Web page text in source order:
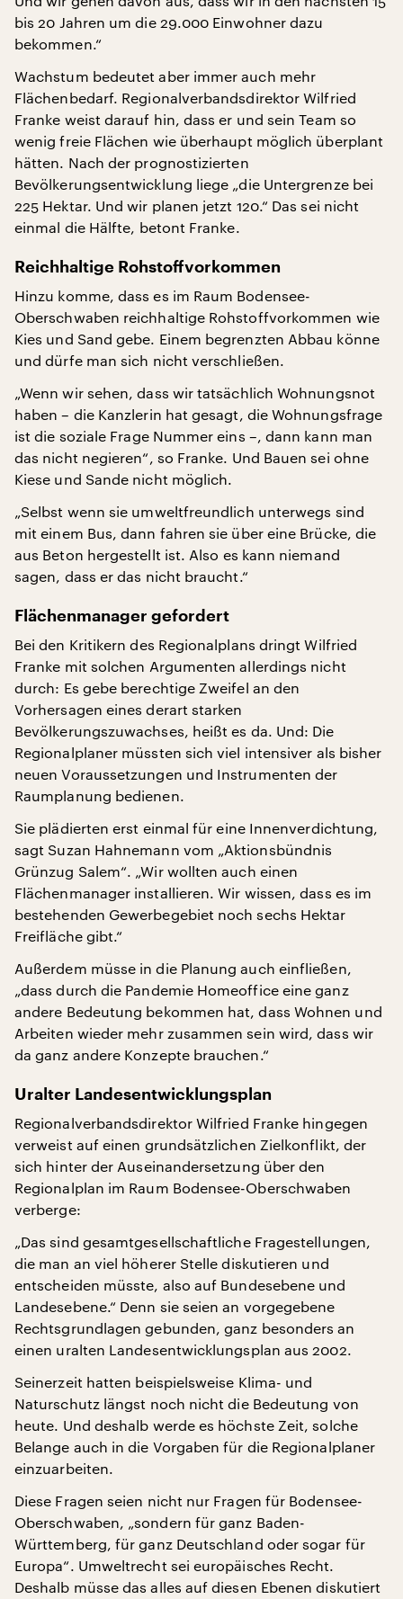
bis 20 Jahren um die 29.000 Einwohner dazu
bekommen.“
Wachstum bedeutet aber immer auch mehr
Flächenbedarf. Regionalverbandsdirektor Wilfried
Franke weist darauf hin, dass er und sein Team so
wenig freie Flächen wie überhaupt möglich überplant
hätten. Nach der prognostizierten
Bevölkerungsentwicklung liege „die Untergrenze bei
225 Hektar. Und wir planen jetzt 120.“ Das sei nicht
einmal die Hälfte, betont Franke.
Reichhaltige Rohstoffvorkommen
Hinzu komme, dass es im Raum Bodensee-
Oberschwaben reichhaltige Rohstoffvorkommen wie
Kies und Sand gebe. Einem begrenzten Abbau könne
und dürfe man sich nicht verschließen.
„Wenn wir sehen, dass wir tatsächlich Wohnungsnot
haben – die Kanzlerin hat gesagt, die Wohnungsfrage
ist die soziale Frage Nummer eins –, dann kann man
das nicht negieren“, so Franke. Und Bauen sei ohne
Kiese und Sande nicht möglich.
„Selbst wenn sie umweltfreundlich unterwegs sind
mit einem Bus, dann fahren sie über eine Brücke, die
aus Beton hergestellt ist. Also es kann niemand
sagen, dass er das nicht braucht.“
Flächenmanager gefordert
Bei den Kritikern des Regionalplans dringt Wilfried
Franke mit solchen Argumenten allerdings nicht
durch: Es gebe berechtige Zweifel an den
Vorhersagen eines derart starken
Bevölkerungszuwachses, heißt es da. Und: Die
Regionalplaner müssten sich viel intensiver als bisher
neuen Voraussetzungen und Instrumenten der
Raumplanung bedienen.
Sie plädierten erst einmal für eine Innenverdichtung,
sagt Suzan Hahnemann vom „Aktionsbündnis
Grünzug Salem“. „Wir wollten auch einen
Flächenmanager installieren. Wir wissen, dass es im
bestehenden Gewerbegebiet noch sechs Hektar
Freifläche gibt.“
Außerdem müsse in die Planung auch einfließen,
„dass durch die Pandemie Homeoffice eine ganz
andere Bedeutung bekommen hat, dass Wohnen und
Arbeiten wieder mehr zusammen sein wird, dass wir
da ganz andere Konzepte brauchen.“
Uralter Landesentwicklungsplan
Regionalverbandsdirektor Wilfried Franke hingegen
verweist auf einen grundsätzlichen Zielkonflikt, der
sich hinter der Auseinandersetzung über den
Regionalplan im Raum Bodensee-Oberschwaben
verberge:
„Das sind gesamtgesellschaftliche Fragestellungen,
die man an viel höherer Stelle diskutieren und
entscheiden müsste, also auf Bundesebene und
Landesebene.“ Denn sie seien an vorgegebene
Rechtsgrundlagen gebunden, ganz besonders an
einen uralten Landesentwicklungsplan aus 2002.
Seinerzeit hatten beispielsweise Klima- und
Naturschutz längst noch nicht die Bedeutung von
heute. Und deshalb werde es höchste Zeit, solche
Belange auch in die Vorgaben für die Regionalplaner
einzuarbeiten.
Diese Fragen seien nicht nur Fragen für Bodensee-
Oberschwaben, „sondern für ganz Baden-
Württemberg, für ganz Deutschland oder sogar für
Europa“. Umweltrecht sei europäisches Recht.
Deshalb müsse das alles auf diesen Ebenen diskutiert